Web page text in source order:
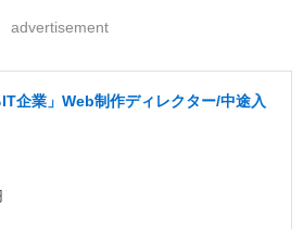
advertisement
IT企業」Web制作ディレクター/中途入